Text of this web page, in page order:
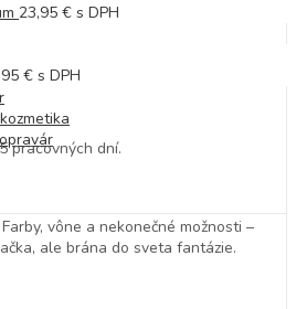
23,95 € s DPH
€ s DPH
pracovných dní.
Farby, vône a nekonečné možnosti –
ale brána do sveta fantázie.